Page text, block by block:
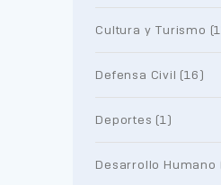
Cultura y Turismo
Defensa Civil (16)
Deportes (1)
Desarrollo Humano